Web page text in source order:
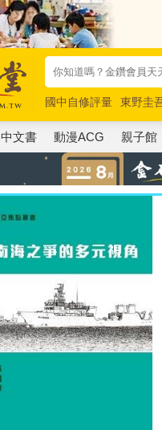
國中自修評量 東野圭
唯紅花綻放
奧德賽
中文書 動漫ACG 親子館